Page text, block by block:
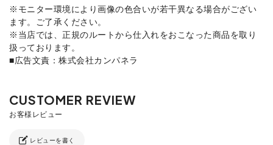
※モニター環境により画像の色合いが若干異なる場合がござい
ます。ご了承ください。
※当店では、正規のルートから仕入れをおこなった商品を取り
扱っております。
■広告文責：株式会社カンパネラ
レビューを書く